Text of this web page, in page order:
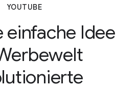
YOUTUBE
einfache Idee